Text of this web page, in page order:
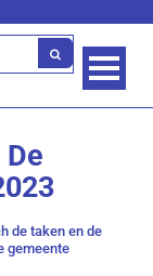
de taken en de
gemeente